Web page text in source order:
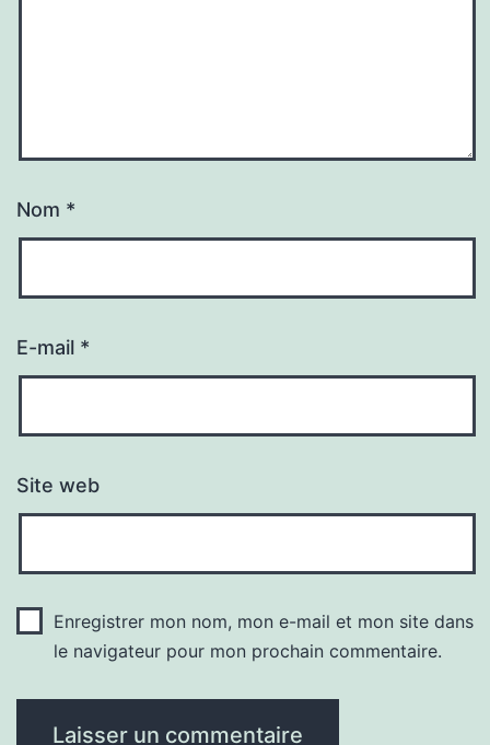
Nom *
E-mail *
Site web
Enregistrer mon nom, mon e-mail et mon site dans
le navigateur pour mon prochain commentaire.